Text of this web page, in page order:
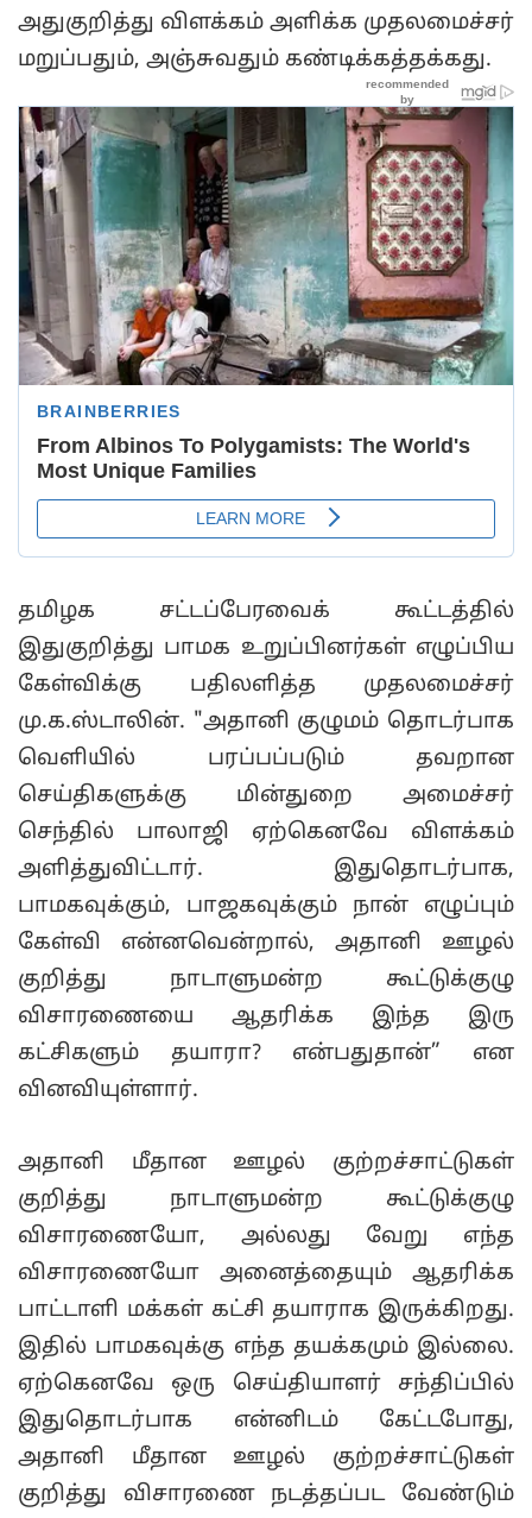
அதுகுறித்து விளக்கம் அளிக்க முதலமைச்சர்
மறுப்பதும், அஞ்சுவதும் கண்டிக்கத்தக்கது.
தமிழக சட்டப்பேரவைக் கூட்டத்தில்
இதுகுறித்து பாமக உறுப்பினர்கள் எழுப்பிய
கேள்விக்கு பதிலளித்த முதலமைச்சர்
மு.க.ஸ்டாலின். "அதானி குழுமம் தொடர்பாக
வெளியில் பரப்பப்படும் தவறான
செய்திகளுக்கு மின்துறை அமைச்சர்
செந்தில் பாலாஜி ஏற்கெனவே விளக்கம்
அளித்துவிட்டார். இதுதொடர்பாக,
பாமகவுக்கும், பாஜகவுக்கும் நான் எழுப்பும்
கேள்வி என்னவென்றால், அதானி ஊழல்
குறித்து நாடாளுமன்ற கூட்டுக்குழு
விசாரணையை ஆதரிக்க இந்த இரு
கட்சிகளும் தயாரா? என்பதுதான்” என
வினவியுள்ளார்.
அதானி மீதான ஊழல் குற்றச்சாட்டுகள்
குறித்து நாடாளுமன்ற கூட்டுக்குழு
விசாரணையோ, அல்லது வேறு எந்த
விசாரணையோ அனைத்தையும் ஆதரிக்க
பாட்டாளி மக்கள் கட்சி தயாராக இருக்கிறது.
இதில் பாமகவுக்கு எந்த தயக்கமும் இல்லை.
ஏற்கெனவே ஒரு செய்தியாளர் சந்திப்பில்
இதுதொடர்பாக என்னிடம் கேட்டபோது,
அதானி மீதான ஊழல் குற்றச்சாட்டுகள்
குறித்து விசாரணை நடத்தப்பட வேண்டும்